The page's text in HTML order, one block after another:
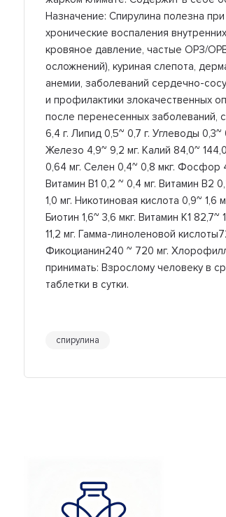
Назначение: Спирулина полезна
хронические воспаления
кровяное давление, частые ОРЗ/
осложнений), куриная слепота,
анемии, заболеваний сердечно-
и профилактики злокачественных
после перенесенных заболеваний,
6,4 г. Липид 0,5~ 0,7 г. Углеводы
Железо 4,9~ 9,2 мг. Калий 84,0~
0,64 мг. Селен 0,4~ 0,8 мкг. Фосфор
Витамин В1 0,2 ~ 0,4 мг. Витамин В2
1,0 мг. Никотиновая кислота 0,9~ 1,6
Биотин 1,6~ 3,6 мкг. Витамин К1
11,2 мг. Гамма-линоленовой
Фикоцианин240 ~ 720 мг.
принимать: Взрослому человеку в
таблетки в сутки.
спирулина